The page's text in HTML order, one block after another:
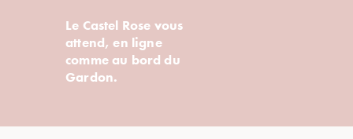
Le Castel Rose vous
attend, en ligne
comme au bord du
Gardon.